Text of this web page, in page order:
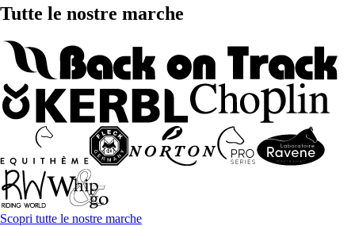
Tutte le nostre marche
Scopri tutte le nostre marche